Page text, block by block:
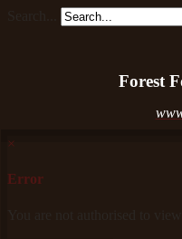
Forest
×
Error